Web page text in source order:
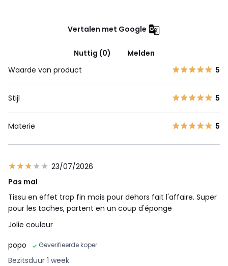
Vertalen met Google
Nuttig (0)
Melden
Waarde van product
5
Stijl 5
Materie 5
23/07/2026
Pas mal
Tissu en effet trop fin mais pour dehors fait l'affaire. Super
pour les taches, partent en un coup d'éponge
Jolie couleur
popo
Geverifieerde koper
Bezitsduur 1 week